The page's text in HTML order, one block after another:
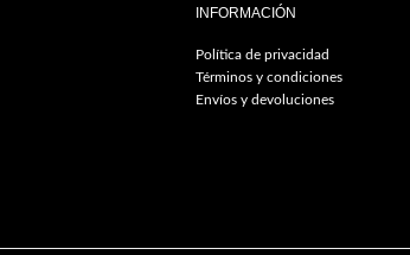
INFORMACIÓN
Política de privacidad
Términos y condiciones
Envíos y devoluciones